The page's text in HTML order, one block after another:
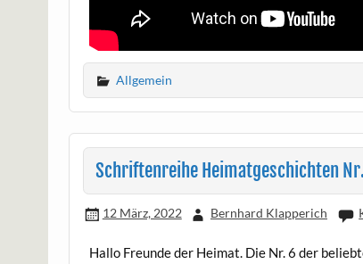
Allgemein
Schriftenreihe Heimatgeschichten
12 März, 2022 Bernhard Klapperich
Hallo Freunde der Heimat. Die Nr. 6 der